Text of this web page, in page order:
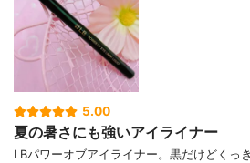
5.00
夏の暑さにも強いアイライナー
LBパワーオブアイライナー。黒だけどくっ